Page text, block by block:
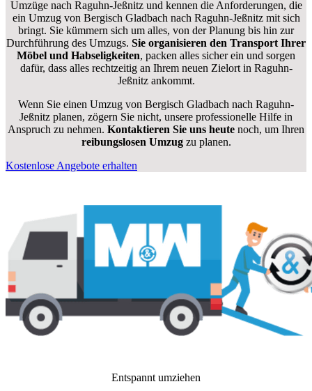
Umzüge nach Raguhn-Jeßnitz und kennen die Anforderungen, die
ein Umzug von Bergisch Gladbach nach Raguhn-Jeßnitz mit sich
bringt. Sie kümmern sich um alles, von der Planung bis hin zur
Durchführung des Umzugs. Sie organisieren den Transport Ihrer
Möbel und Habseligkeiten, packen alles sicher ein und sorgen
dafür, dass alles rechtzeitig an Ihrem neuen Zielort in Raguhn-
Jeßnitz ankommt.
Wenn Sie einen Umzug von Bergisch Gladbach nach Raguhn-
Jeßnitz planen, zögern Sie nicht, unsere professionelle Hilfe in
Anspruch zu nehmen. Kontaktieren Sie uns heute noch, um Ihren
reibungslosen Umzugzu planen.
Kostenlose Angebote erhalten
Entspannt umziehen